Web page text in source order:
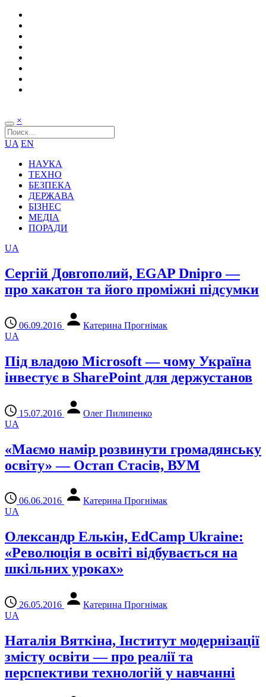
×
UA EN
НАУКА
ТЕХНО
БЕЗПЕКА
ДЕРЖАВА
БІЗНЕС
МЕДІА
ПОРАДИ
UA
Сергій Довгополий, EGAP Dnipro —
про хакатон та його проміжні підсумки
06.09.2016
Катерина Прогнімак
UA
Під владою Microsoft — чому Україна
інвестує в SharePoint для держустанов
15.07.2016
Олег Пилипенко
UA
«Маємо намір розвинути громадянську
освіту» — Остап Стасів, ВУМ
06.06.2016
Катерина Прогнімак
UA
Олександр Елькін, EdCamp Ukraine:
«Революція в освіті відбувається на
шкільних уроках»
26.05.2016
Катерина Прогнімак
UA
Наталія Вяткіна, Інститут модернізації
змісту освіти — про реалії та
перспективи технологій у навчанні